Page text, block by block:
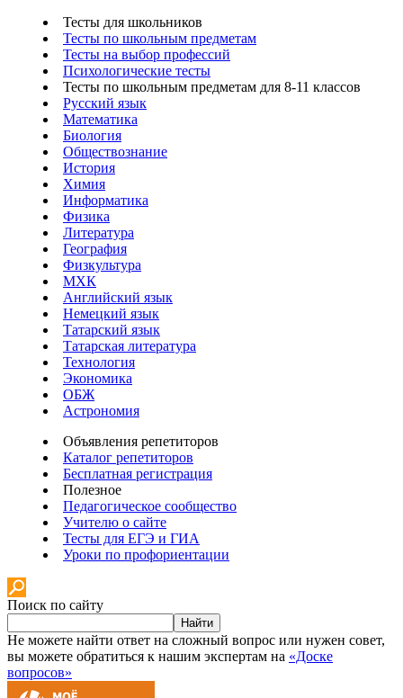
Тесты для школьников
Тесты по школьным предметам
Тесты на выбор профессий
Психологические тесты
Тесты по школьным предметам для 8-11 классов
Русский язык
Математика
Биология
Обществознание
История
Химия
Информатика
Физика
Литература
География
Физкультура
МХК
Английский язык
Немецкий язык
Татарский язык
Татарская литература
Технология
Экономика
ОБЖ
Астрономия
Объявления репетиторов
Каталог репетиторов
Бесплатная регистрация
Полезное
Педагогическое сообщество
Учителю о сайте
Тесты для ЕГЭ и ГИА
Уроки по профориентации
Поиск по сайту
Найти
Не можете найти ответ на сложный вопрос или нужен совет,
вы можете обратиться к нашим экспертам на «Доске
вопросов»